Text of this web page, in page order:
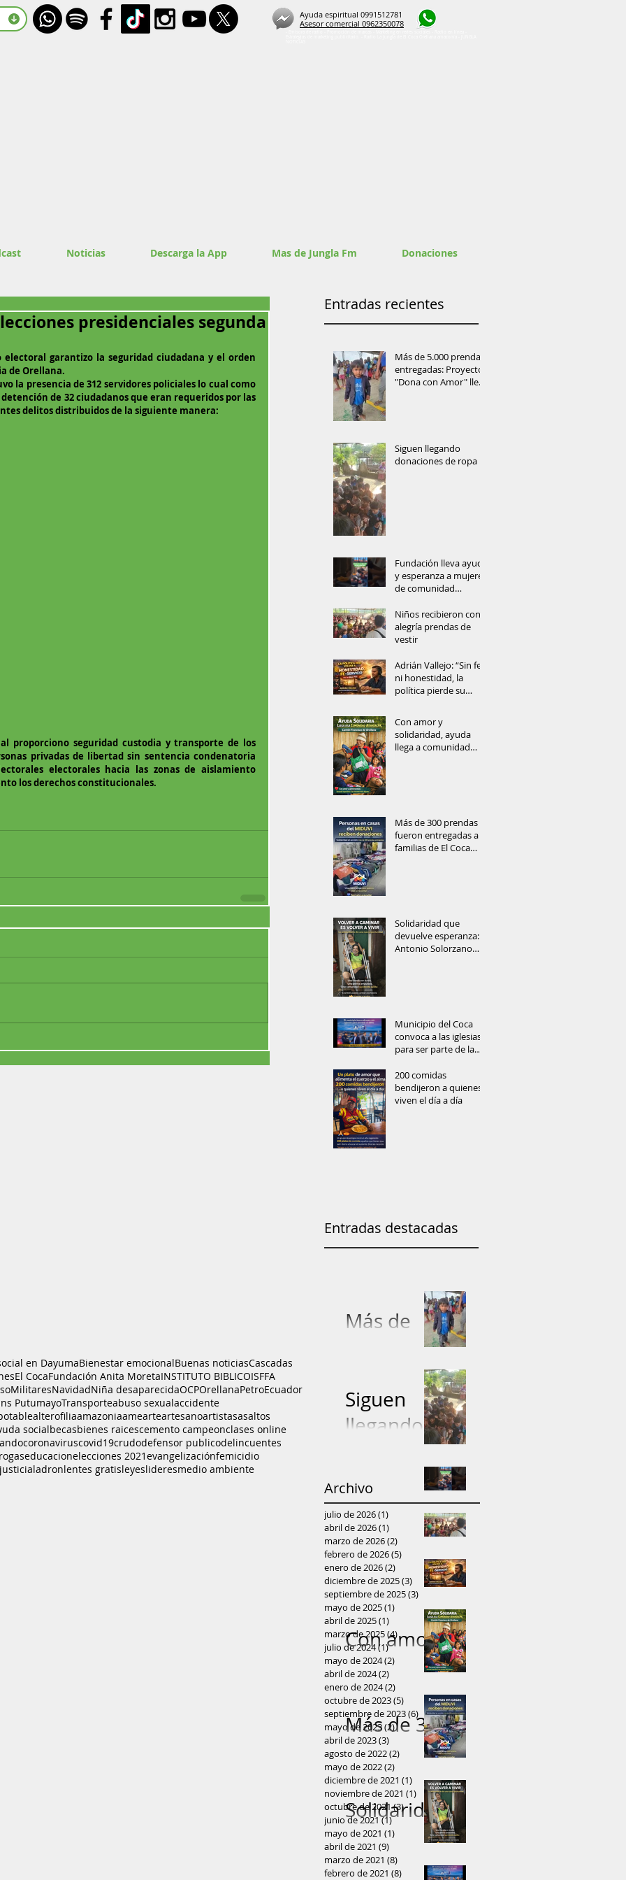
Ayuda espiritual 0991512781
Asesor comercial 0962350078
Noticias Descarga la App Mas de Jungla Fm Donaciones
presidenciales segunda
electoral garantizo la seguridad ciudadana y el orden
de Orellana.
la presencia de 312 servidores policiales lo cual como
de 32 ciudadanos que eran requeridos por las
delitos distribuidos de la siguiente manera:
proporciono seguridad custodia y transporte de los
privadas de libertad sin sentencia condenatoria
electorales hacia las zonas de aislamiento
los derechos constitucionales.
en DayumaBienestar emocionalBuenas noticiasCascadas
El CocaFundación Anita MoretaINSTITUTO BIBLICOISFFA
MilitaresNavidadNiña desaparecidaOCPOrellanaPetroEcuador
PutumayoTransporteabuso sexualaccidente
alterofiliaamazoniaamearteartesanoartistasasaltos
socialbecasbienes raicescemento campeonclases online
coronaviruscovid19crudodefensor publicodelincuentes
educacionelecciones 2021evangelizaciónfemicidio
justicialadronlentes gratisleyeslideresmedio ambiente
Entradas recientes
Más de 5.000 prendas
entregadas: Proyecto
"Dona con Amor" lleva
Siguen llegando
donaciones de ropa
Fundación lleva ayuda
y esperanza a mujeres
de comunidad
Niños recibieron con
alegría prendas de
vestir
Adrián Vallejo: “Sin fe
ni honestidad, la
política pierde su
Con amor y
solidaridad, ayuda
llega a comunidad
Más de 300 prendas
fueron entregadas a
familias de El Coca
Solidaridad que
devuelve esperanza:
Antonio Solorzano
Municipio del Coca
convoca a las iglesias
para ser parte de la
y reconstrucción del
tejido social
200 comidas
bendijeron a quienes
viven el día a día
Entradas destacadas
Más de
entregadas
: Proyecto
"Dona con
Amor"
lleva ayuda
y
esperanza
a las
comunidad
es de
Orellana
Siguen
llegando
donacione
s de ropa
Fundación
lleva ayuda
y
esperanza
a mujeres
de
comunidad
amazónica
Niños
recibieron
con alegría
prendas de
vestir
Adrián
Vallejo: “Sin
fe ni
honestidad
, la política
pierde su
alma”
Con amor
y
solidaridad
, ayuda
llega a
comunidad
rural del
Cantón
Francisco
de
Más de 300
prendas
fueron
entregadas
a familias
de El Coca
Solidaridad
que
devuelve
Archivo
julio de 2026(1) 1 entrada
abril de 2026(1) 1 entrada
marzo de 2026(2) 2 entradas
febrero de 2026(5)
enero de 2026(2) 2 entradas
diciembre de 2025(3) 3 entradas
septiembre de 2025(3)
mayo de 2025(1) 1 entrada
abril de 2025(1) 1 entrada
marzo de 2025(4)4 entradas
julio de 2024(1)1 entrada
mayo de 2024(2) 2 entradas
abril de 2024(2) 2 entradas
enero de 2024(2)
octubre de 2023(5) 5 entradas
septiembre de 2023(6) 6 entradas
mayo de 2023(2)2 entradas
abril de 2023(3) 3 entradas
agosto de 2022(2) 2 entradas
mayo de 2022(2)
diciembre de 2021 (1) 1 entrada
noviembre de 2021 (1) 1 entrada
octubre de 2021 (3)3 entradas
junio de 2021(1)1 entrada
mayo de 2021 (1) 1 entrada
abril de 2021 (9) 9 entradas
marzo de 2021 (8)
febrero de 2021 (8) 8 entradas